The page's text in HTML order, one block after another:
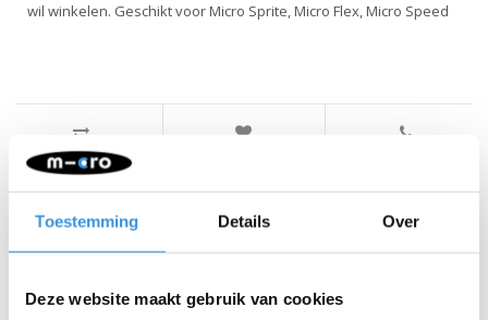
Toestemming Details Over
Deze website maakt gebruik van cookies
wil winkelen. Geschikt voor Micro Sprite, Micro Flex, Micro Speed
Iets extra's erbij?